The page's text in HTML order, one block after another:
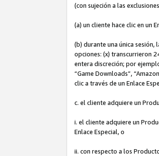
(con sujeción a las
(a) un cliente hace clic en un
(b) durante una única sesión,
opciones: (x) transcurrieron
entera discreción; por
“Game Downloads”,
clic a través de un Enlace
c. el cliente adquiere un
i. el cliente adquiere un
Enlace Especial, o
ii. con respecto a los